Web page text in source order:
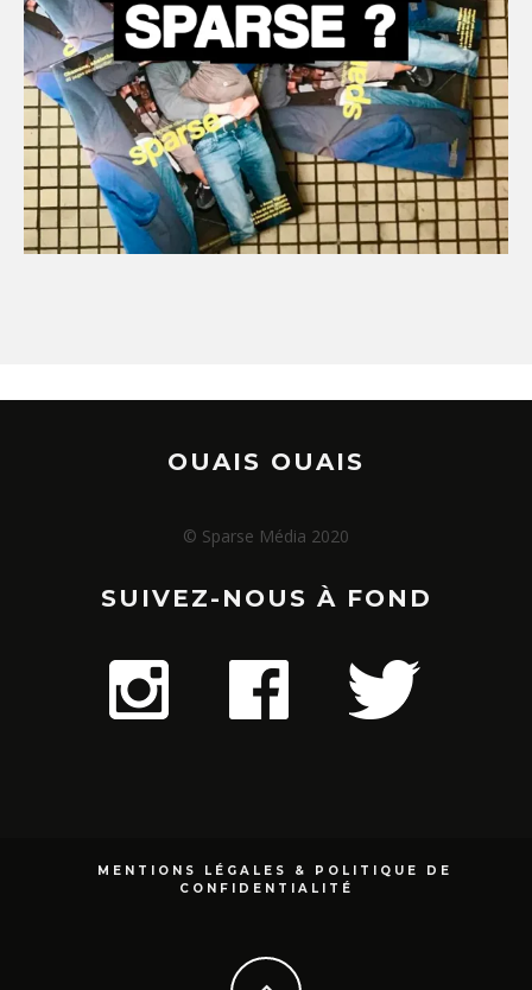
OUAIS OUAIS
© Sparse Média 2020
SUIVEZ-NOUS À FOND
MENTIONS LÉGALES & POLITIQUE DE
CONFIDENTIALITÉ